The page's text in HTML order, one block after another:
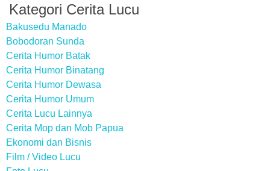
Kategori Cerita Lucu
Bakusedu Manado
Bobodoran Sunda
Cerita Humor Batak
Cerita Humor Binatang
Cerita Humor Dewasa
Cerita Humor Umum
Cerita Lucu Lainnya
Cerita Mop dan Mob Papua
Ekonomi dan Bisnis
Film / Video Lucu